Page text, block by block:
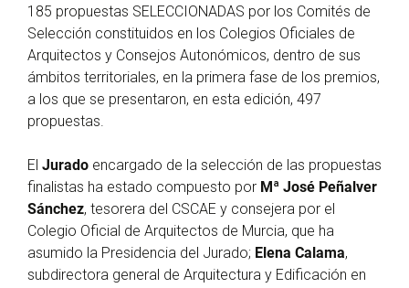
185 propuestas SELECCIONADAS por los Comités de
Selección constituidos en los Colegios Oficiales de
Arquitectos y Consejos Autonómicos, dentro de sus
ámbitos territoriales, en la primera fase de los premios,
a los que se presentaron, en esta edición, 497
propuestas.
El Jurado encargado de la selección de las propuestas
finalistas ha estado compuesto por Mª José Peñalver
Sánchez, tesorera del CSCAE y consejera por el
Colegio Oficial de Arquitectos de Murcia, que ha
asumido la Presidencia del Jurado; Elena Calama,
subdirectora general de Arquitectura y Edificación en